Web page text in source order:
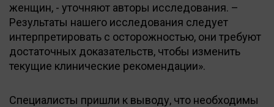
женщин, - уточняют авторы исследования. –
Результаты нашего исследования следует
интерпретировать с осторожностью, они требуют
достаточных доказательств, чтобы изменить
текущие клинические рекомендации».
Специалисты пришли к выводу, что необходимы